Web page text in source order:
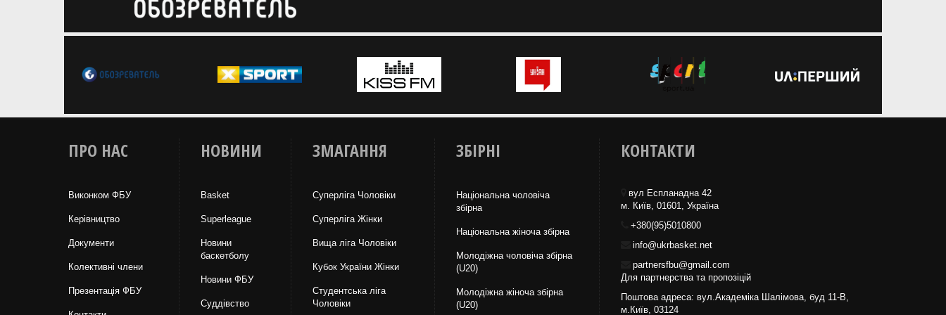
ПРО НАС
Виконком ФБУ
Керівництво
Документи
Колективні члени
Презентація ФБУ
НОВИНИ
Basket
Superleague
Новини
баскетболу
Новини ФБУ
Суддівство
ЗМАГАННЯ
Суперліга Чоловіки
Суперліга Жінки
Вища лiга Чоловіки
Кубок України Жінки
Студентська ліга
Чоловiки
ЗБІРНІ
Національна чоловіча
збірна
Національна жiноча збірна
Молодіжна чоловіча збірна
(U20)
Молодіжна жіноча збірна
(U20)
КОНТАКТИ
вул Еспланадна 42
м. Київ, 01601, Україна
+380(95)5010800
info@ukrbasket.net
partnersfbu@gmail.com
Для партнерства та пропозіцій
Поштова адреса: вул.Академіка Шалімова, буд 11-В,
м.Київ, 03124